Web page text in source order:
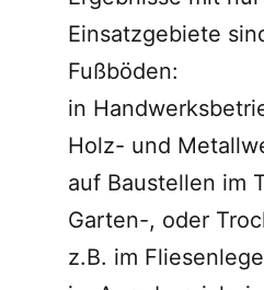
Einsatzgebiete
Fußböden:
in
Holz- und
auf Baustellen im
Garten-, oder
z.B. im